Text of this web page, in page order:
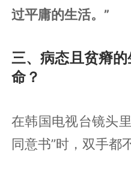
过平庸的生活。”
三、病态且贫瘠
命？
在韩国电视台镜头
同意书”时，双手都